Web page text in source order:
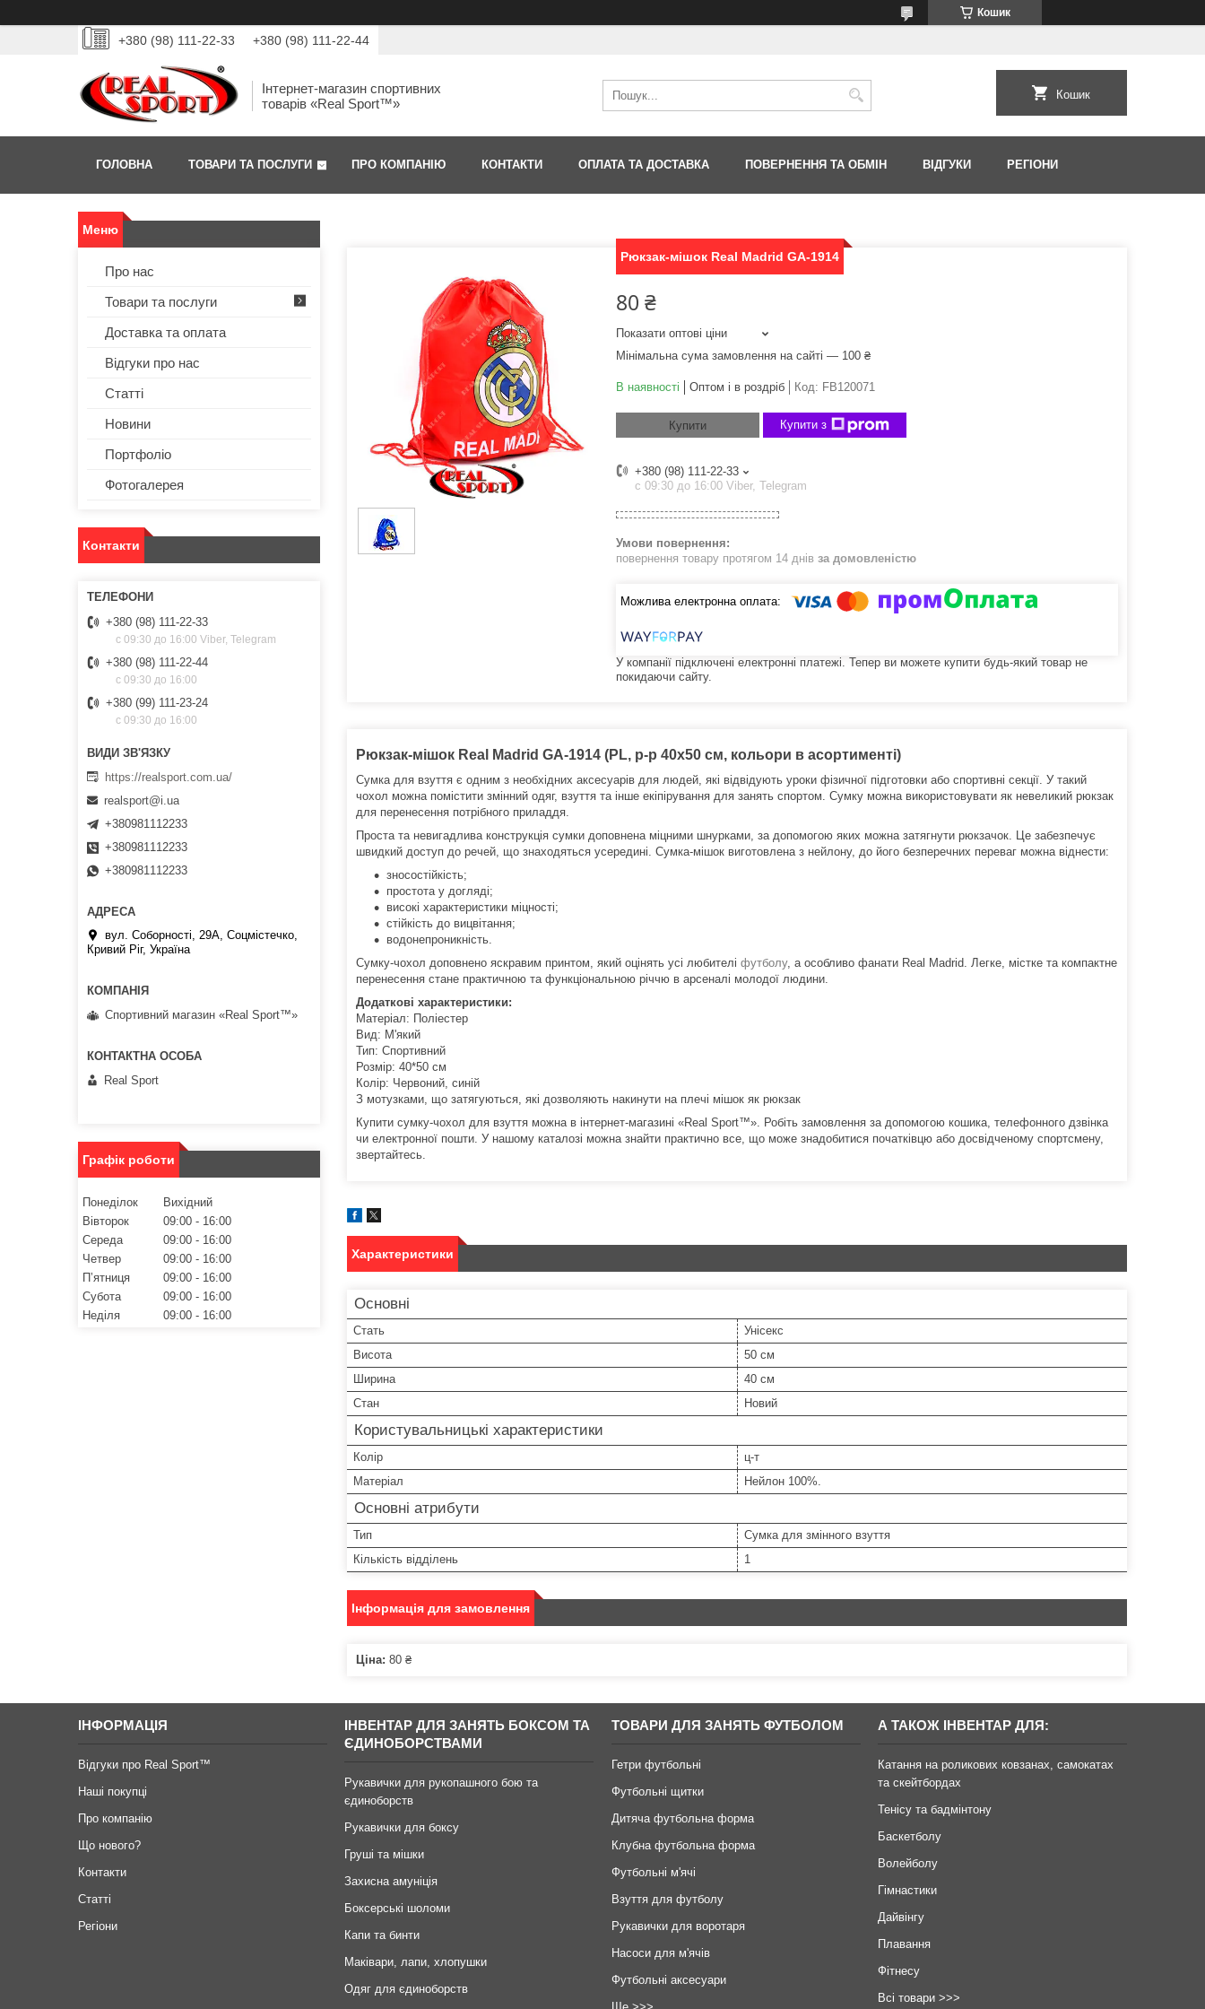
Кошик
+380 (98) 111-22-33 +380 (98) 111-22-44
Інтернет-магазин спортивних
товарів «Real Sport™»
Кошик
ГОЛОВНА ТОВАРИ ТА ПОСЛУГИ ПРО КОМПАНІЮ КОНТАКТИ ОПЛАТА ТА ДОСТАВКА ПОВЕРНЕННЯ ТА ОБМІН ВІДГУКИ РЕГІОНИ
Рюкзак-мішок Real Madrid GA-1914
80 ₴
Показати оптові ціни
Мінімальна сума замовлення на сайті — 100 ₴
В наявності Оптом і в роздріб Код: FB120071
Купити Купити з
+380 (98) 111-22-33
с 09:30 до 16:00 Viber, Telegram
повернення товару протягом 14 днів за домовленістю
У компанії підключені електронні платежі. Тепер ви можете купити будь-який товар не
покидаючи сайту.
Рюкзак-мішок Real Madrid GA-1914 (PL, р-р 40х50 см, кольори в асортименті)
Сумка для взуття є одним з необхідних аксесуарів для людей, які відвідують уроки фізичної підготовки або спортивні секції. У такий
чохол можна помістити змінний одяг, взуття та інше екіпірування для занять спортом. Сумку можна використовувати як невеликий рюкзак
для перенесення потрібного приладдя.
Проста та невигадлива конструкція сумки доповнена міцними шнурками, за допомогою яких можна затягнути рюкзачок.
Це забезпечує
швидкий доступ до речей, що знаходяться усередині. Сумка-мішок виготовлена з нейлону, до його безперечних переваг можна віднести:
зносостійкість;
простота у догляді;
високі характеристики міцності;
стійкість до вицвітання;
водонепроникність.
Сумку-чохол доповнено яскравим принтом, який оцінять усі любителі футболу, а особливо фанати Real Madrid.
Легке, містке та компактне
перенесення стане практичною та функціональною річчю в арсеналі молодої людини.
Додаткові характеристики:
Матеріал: Поліестер
Вид: М'який
Тип: Спортивний
Розмір: 40*50 см
Колір: Червоний, синій
З мотузками, що затягуються, які дозволяють накинути на плечі мішок як рюкзак
Купити сумку-чохол для взуття можна в інтернет-магазині «Real Sport™».
Робіть замовлення за допомогою кошика, телефонного дзвінка
чи електронної пошти. У нашому каталозі можна знайти практично все, що може знадобитися початківцю або досвідченому спортсмену,
звертайтесь.
Характеристики
Основні
Стать
Унісекс
Висота
50 см
Ширина
40 см
Стан
Новий
Користувальницькі характеристики
Колір
ц-т
Матеріал
Нейлон 100%.
Основні атрибути
Тип
Сумка для змінного взуття
Кількість відділень
1
Інформація для замовлення
Ціна: 80 ₴
Про нас
Товари та послуги
Доставка та оплата
Відгуки про нас
Статті
Новини
Портфоліо
Фотогалерея
Контакти
+380 (98) 111-22-33
с 09:30 до 16:00 Viber, Telegram
+380 (98) 111-22-44
с 09:30 до 16:00
+380 (99) 111-23-24
с 09:30 до 16:00
https://realsport.com.ua/
realsport@i.ua
+380981112233
+380981112233
+380981112233
вул. Соборності, 29А, Соцмістечко,
Кривий Ріг, Україна
Спортивний магазин «Real Sport™»
Real Sport
Графік роботи
Понеділок
Вихідний
Вівторок
09:00
16:00
Середа
09:00
16:00
Четвер
09:00
16:00
Пʼятниця
09:00
16:00
Субота
09:00
16:00
Неділя
09:00 16:00
ІНФОРМАЦІЯ
Відгуки про Real Sport™
Наші покупці
Про компанію
Що нового?
Контакти
Статті
Регіони
ІНВЕНТАР ДЛЯ ЗАНЯТЬ БОКСОМ ТА
ЄДИНОБОРСТВАМИ
Рукавички для рукопашного бою та
єдиноборств
Рукавички для боксу
Груші та мішки
Захисна амуніція
Боксерські шоломи
Капи та бинти
Маківари, лапи, хлопушки
Одяг для єдиноборств
ТОВАРИ ДЛЯ ЗАНЯТЬ ФУТБОЛОМ
Гетри футбольні
Футбольні щитки
Дитяча футбольна форма
Клубна футбольна форма
Футбольні м'ячі
Взуття для футболу
Рукавички для воротаря
Насоси для м'ячів
Футбольні аксесуари
А ТАКОЖ ІНВЕНТАР ДЛЯ:
Катання на роликових ковзанах, самокатах
та скейтбордах
Тенісу та бадмінтону
Баскетболу
Волейболу
Гімнастики
Дайвінгу
Плавання
Фітнесу
Всі товари >>>